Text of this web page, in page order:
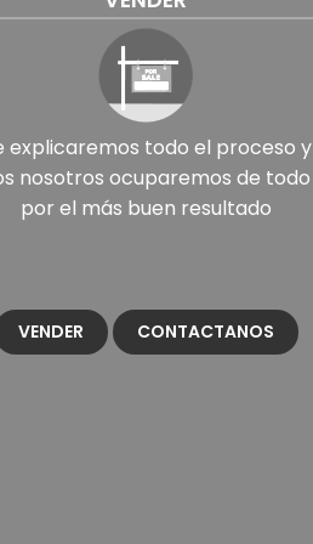
explicaremos todo el proceso y
nosotros ocuparemos de todo
por el más buen resultado
VENDER CONTACTANOS